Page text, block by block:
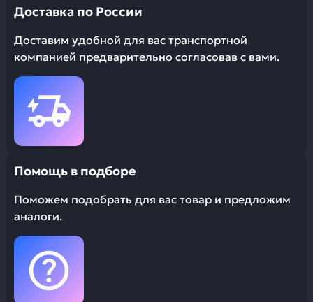
Доставка по России
Доставим удобной для вас транспортной
компанией предварительно согласовав с вами.
Помощь в подборе
Поможем подобрать для вас товар и предложим
аналоги.